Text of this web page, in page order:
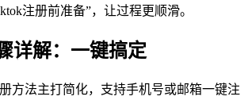
注册前准备”，让过程更顺滑。
详解：一键搞定
方法主打简化，支持手机号或邮箱一键注